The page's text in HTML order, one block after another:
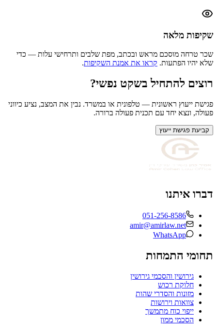
שקיפות מלאה
שכר טרחה מוסכם מראש ובכתב, מפת שלבים ותרחישי עלות — כדי
שלא יהיו הפתעות. קראו את אמנת השקיפות.
רוצים להתחיל בשקט נפשי?
פגישת ייעוץ ראשונית — טלפונית או במשרד. נבין את המצב, נציע כיווני
פעולה, ונצא יחד עם תכנית פעולה ברורה.
קביעת פגישת ייעוץ
דברו איתנו
051-256-8586
amir@amirlaw.net
WhatsApp
תחומי התמחות
גירושין והסכמי גירושין
חלוקת רכוש
מזונות והסדרי שהות
צוואות וירושות
ייפוי כוח מתמשך
הסכמי ממון